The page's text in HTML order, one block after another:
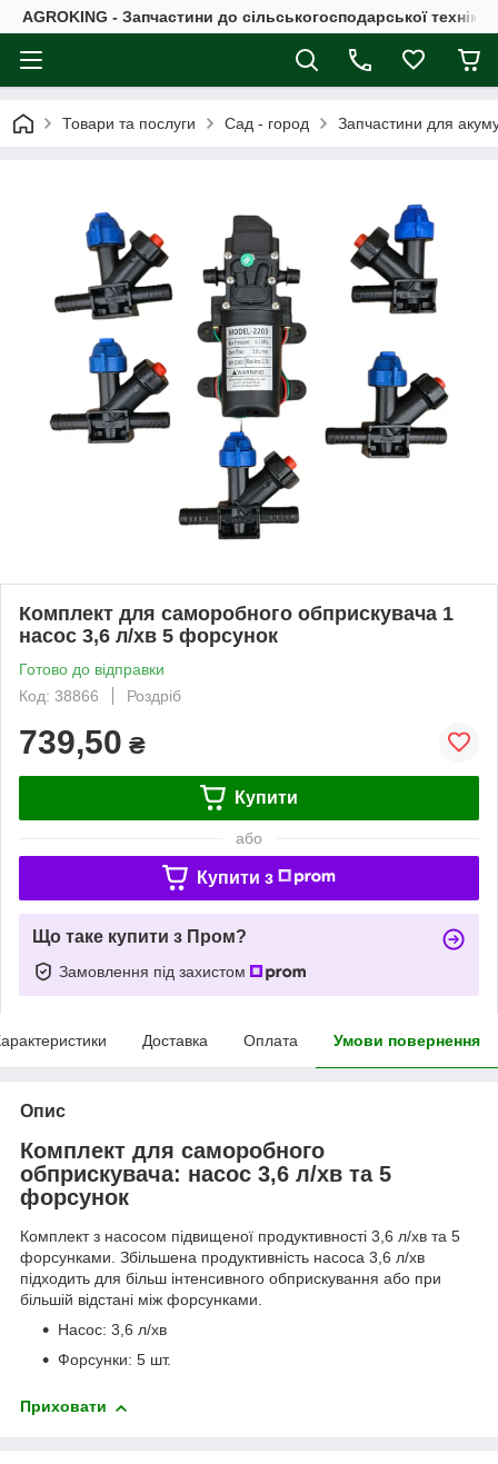
AGROKING - Запчастини до сільськогосподарської
Товари та послуги Сад - город Запчастини для
Комплект для саморобного обприскувача 1
насос 3,6 л/хв 5 форсунок
Готово до відправки
Код: 38866
Роздріб
739,50 ₴
Купити
або
Купити з
Що таке купити з Пром?
Замовлення під захистом
Доставка Оплата Умови повернення
Опис
Комплект для саморобного
обприскувача: насос 3,6 л/хв та 5
форсунок
Комплект з насосом підвищеної продуктивності 3,6 л/хв та 5
форсунками. Збільшена продуктивність насоса 3,6 л/хв
підходить для більш інтенсивного обприскування або при
більшій відстані між форсунками.
Насос: 3,6 л/хв
Форсунки: 5 шт.
Приховати